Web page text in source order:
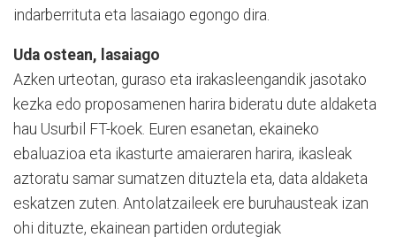
indarberrituta eta lasaiago egongo dira.
Uda ostean, lasaiago
Azken urteotan, guraso eta irakasleengandik jasotako
kezka edo proposamenen harira bideratu dute aldaketa
hau Usurbil FT-koek. Euren esanetan, ekaineko
ebaluazioa eta ikasturte amaieraren harira, ikasleak
aztoratu samar sumatzen dituztela eta, data aldaketa
eskatzen zuten. Antolatzaileek ere buruhausteak izan
ohi dituzte, ekainean partiden ordutegiak